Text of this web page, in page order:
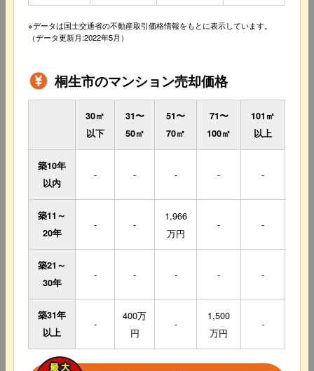
※データは国土交通省の不動産取引価格情報をもとに表示しています。
（データ更新月:2022年5月）
桐生市のマンション売却価格
30㎡
以下
31〜
50㎡
51〜
70㎡
71〜
100㎡
101㎡
以上
築10年
以内
- - - - -
築11～
20年
- -
1,966
万円
- -
築21～
30年
- - - - -
築31年
以上
-
400万
円
-
1,500
万円
-